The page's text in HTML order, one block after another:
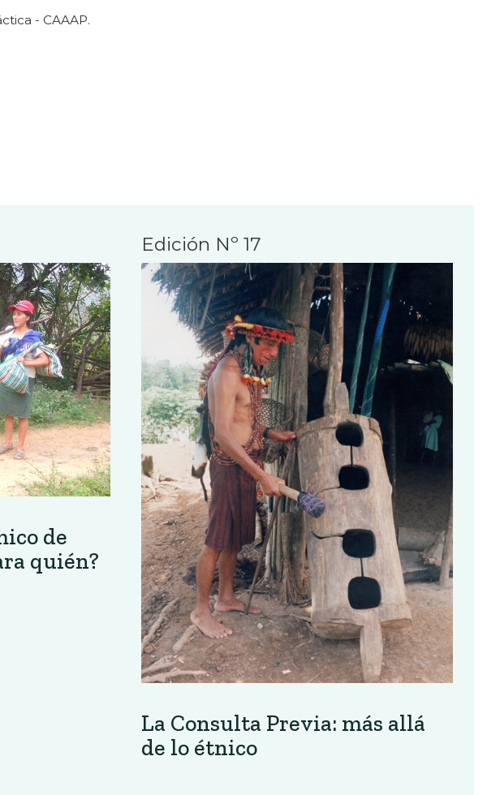
- CAAAP.
de
quién?
Edición Nº 17
La Consulta Previa: más allá
de lo étnico